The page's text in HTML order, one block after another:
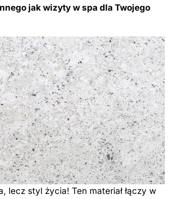
jak wizyty w spa dla Twojego
lecz styl życia! Ten materiał łączy w